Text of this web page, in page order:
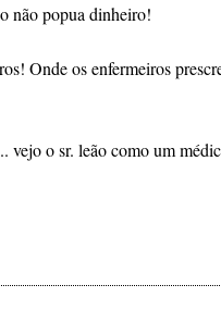
não popua dinheiro!
Onde os enfermeiros
vejo o sr. leão como um